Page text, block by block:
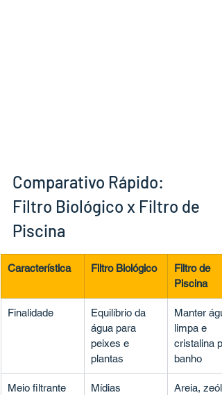
Comparativo Rápido:
Filtro Biológico x Filtro de
Piscina
Característica Filtro Biológico
Filtro de
Piscina
Finalidade
Equilíbrio da
água para
peixes e
plantas
Manter
limpa e
cristalina
banho
Meio filtrante
Mídias
Areia,